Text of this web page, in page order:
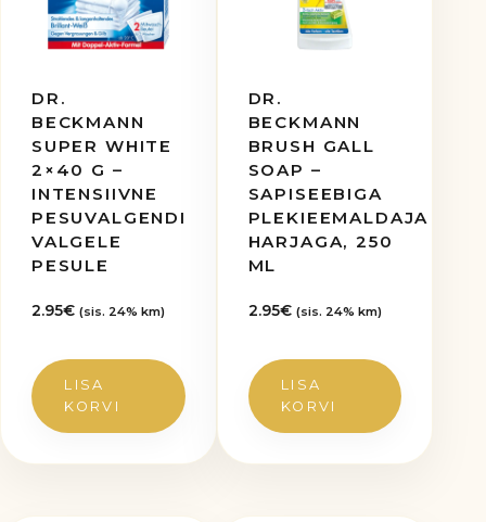
DR.
BECKMANN
SUPER WHITE
2×40 G –
INTENSIIVNE
PESUVALGENDI
VALGELE
PESULE
2.95€ (sis. 24% km)
LISA
KORVI
DR.
BECKMANN
BRUSH GALL
SOAP –
SAPISEEBIGA
PLEKIEEMALDAJA
HARJAGA, 250
ML
2.95€ (sis. 24% km)
LISA
KORVI